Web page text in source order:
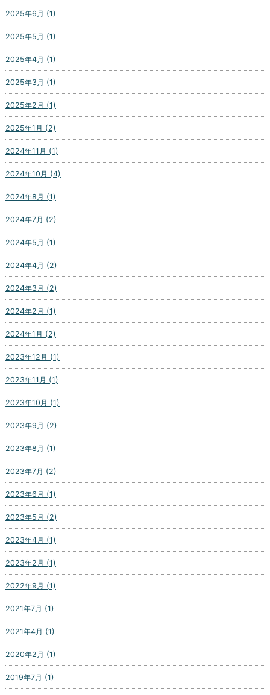
2025年6月 (1)
2025年5月 (1)
2025年4月 (1)
2025年3月 (1)
2025年2月 (1)
2025年1月 (2)
2024年11月 (1)
2024年10月 (4)
2024年8月 (1)
2024年7月 (2)
2024年5月 (1)
2024年4月 (2)
2024年3月 (2)
2024年2月 (1)
2024年1月 (2)
2023年12月 (1)
2023年11月 (1)
2023年10月 (1)
2023年9月 (2)
2023年8月 (1)
2023年7月 (2)
2023年6月 (1)
2023年5月 (2)
2023年4月 (1)
2023年2月 (1)
2022年9月 (1)
2021年7月 (1)
2021年4月 (1)
2020年2月 (1)
2019年7月 (1)